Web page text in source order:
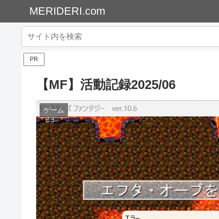
MERIDERI.com
PR
【MF】活動記録2025/06
ゲーム